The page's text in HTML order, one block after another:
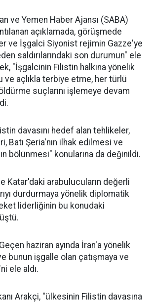
ve Yemen Haber Ajansı (SABA)
açıklamada, görüşmede
ve İşgalci Siyonist rejimin Gazze'ye
saldırılarındaki son durumun" ele
"İşgalcinin Filistin halkına yönelik
ve açlıkla terbiye etme, her türlü
suçlarını işlemeye devam
davasını hedef alan tehlikeler,
Batı Şeria'nın ilhak edilmesi ve
bölünmesi" konularına da değinildi.
Katar'daki arabulucuların değerli
durdurmaya yönelik diplomatik
liderliğinin bu konudaki
haziran ayında İran'a yönelik
bunun işgalle olan çatışmaya ve
ele aldı.
Arakçi, "ülkesinin Filistin davasına